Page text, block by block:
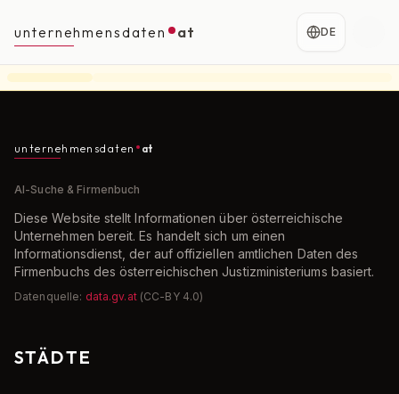
unternehmensdaten at DE
unternehmensdaten at
AI-Suche & Firmenbuch
Diese Website stellt Informationen über österreichische
Unternehmen bereit. Es handelt sich um einen
Informationsdienst, der auf offiziellen amtlichen Daten des
Firmenbuchs des österreichischen Justizministeriums basiert.
Datenquelle: data.gv.at (CC-BY 4.0)
STÄDTE